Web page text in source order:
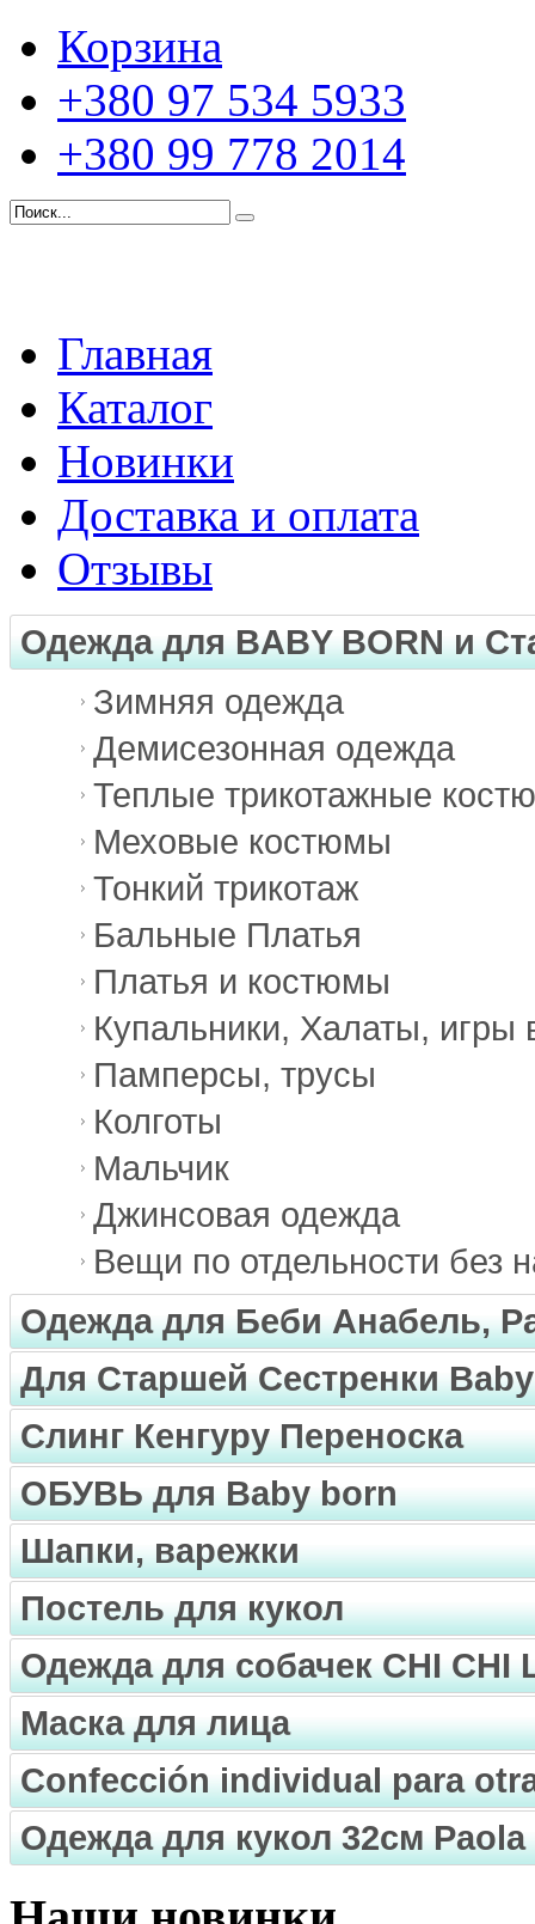
Корзина
+380 97 534 5933
+380 99 778 2014
Главная
Каталог
Новинки
Доставка и оплата
Отзывы
Одежда для BABY BORN и
Зимняя одежда
Демисезонная одежда
Теплые трикотажные
Меховые костюмы
Тонкий трикотаж
Бальные Платья
Платья и костюмы
Купальники, Халаты, игры
Памперсы, трусы
Колготы
Мальчик
Джинсовая одежда
Вещи по отдельности без
Одежда для Беби Анабель,
Для Старшей Сестренки
Слинг Кенгуру Переноска
ОБУВЬ для Baby born
Шапки, варежки
Постель для кукол
Одежда для собачек CHI CHI
Маска для лица
Confección individual para
Одежда для кукол 32см